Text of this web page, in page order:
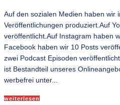
Auf den sozialen Medien haben wir
Veröffentlichungen produziert.Auf
veröffentlicht.Auf Instagram haben
Facebook haben wir 10 Posts
zwei Podcast Episoden
ist Bestandteil unseres
werbefrei unter...
weiterlesen